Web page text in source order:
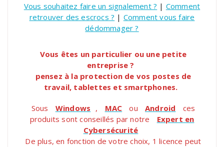
Vous souhaitez faire un signalement ? | Comment
retrouver des escrocs ? | Comment vous faire
dédommager ?
Vous êtes un particulier ou une petite
entreprise ?
pensez à la protection de vos postes de
travail, tablettes et smartphones.
Sous Windows , MAC ou Android
ces
produits sont conseillés par notre
Expert en
Cybersécurité
De plus, en fonction de votre choix, 1 licence peut